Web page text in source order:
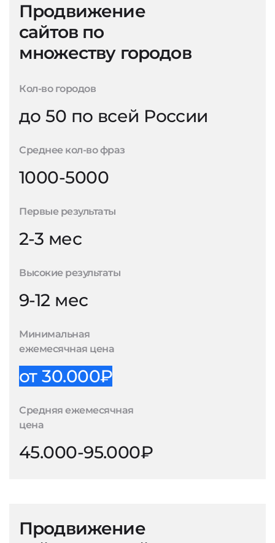
Продвижение
сайтов по
множеству городов
Кол-во городов
до 50 по всей России
Среднее кол-во фраз
1000-5000
Первые результаты
2-3 мес
Высокие результаты
9-12 мес
Минимальная
ежемесячная цена
от 30.000₽
Средняя ежемесячная
цена
45.000-95.000₽
Продвижение